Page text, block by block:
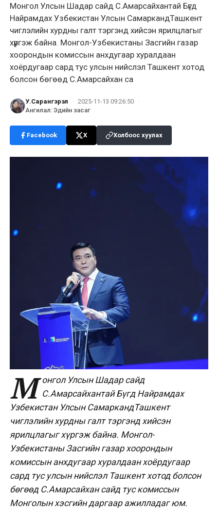
Монгол Улсын Шадар сайд С.Амарсайхантай Бүгд
Найрамдах Узбекистан Улсын СамаркандТашкент
чиглэлийн хурдны галт тэргэнд хийсэн ярилцлагыг
хүргэж байна. Монгол-Узбекистаны Засгийн газар
хоорондын комиссын анхдугаар хуралдаан
хоёрдугаар сард тус улсын нийслэл Ташкент хотод
болсон бөгөөд С.Амарсайхан са
У.Сарангэрэл · 2025-11-13 09:26:50 ·
Ангилал: Эдийн засаг
Facebook X Холбоос хуулах
М онгол Улсын Шадар сайд
С.Амарсайхантай Бүгд Найрамдах
Узбекистан Улсын СамаркандТашкент
чиглэлийн хурдны галт тэргэнд хийсэн
ярилцлагыг хүргэж байна. Монгол-
Узбекистаны Засгийн газар хоорондын
комиссын анхдугаар хуралдаан хоёрдугаар
сард тус улсын нийслэл Ташкент хотод болсон
бөгөөд С.Амарсайхан сайд тус комиссын
Монголын хэсгийн даргаар ажилладаг юм.